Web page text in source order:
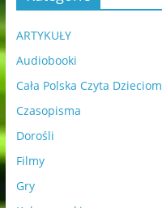
ARTYKUŁY
Audiobooki
Cała Polska Czyta Dzieciom
Czasopisma
Dorośli
Filmy
Gry